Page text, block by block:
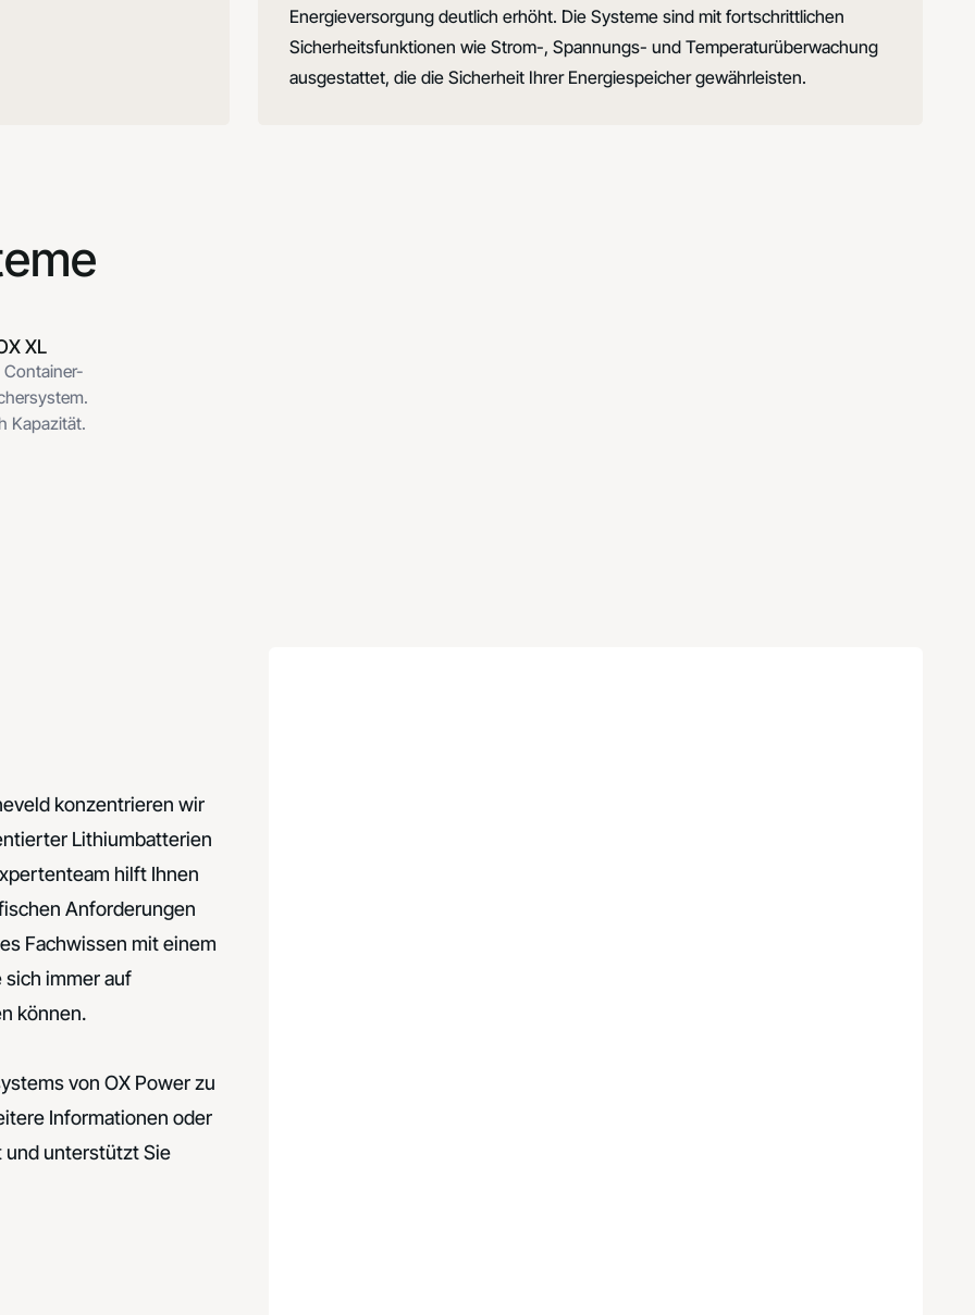
Energieversorgung deutlich erhöht. Die Systeme sind mit fortschrittlichen
Sicherheitsfunktionen wie Strom-, Spannungs- und Temperaturüberwachung
ausgestattet, die die Sicherheit Ihrer Energiespeicher gewährleisten.
XL
Container-
Kapazität.
konzentrieren wir
Lithiumbatterien
hilft Ihnen
Anforderungen
Fachwissen mit einem
immer auf
können.
von OX Power zu
Informationen oder
und unterstützt Sie